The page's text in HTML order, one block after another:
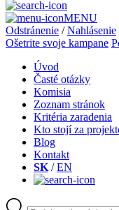
MENU
Odstránenie /Nahlásenie
Ošetrite svoje kampane
Úvod
Časté otázky
Komisia
Zoznam stránok
Kritéria zaradenia
Kto stojí za
Blog
Kontakt
SK /EN